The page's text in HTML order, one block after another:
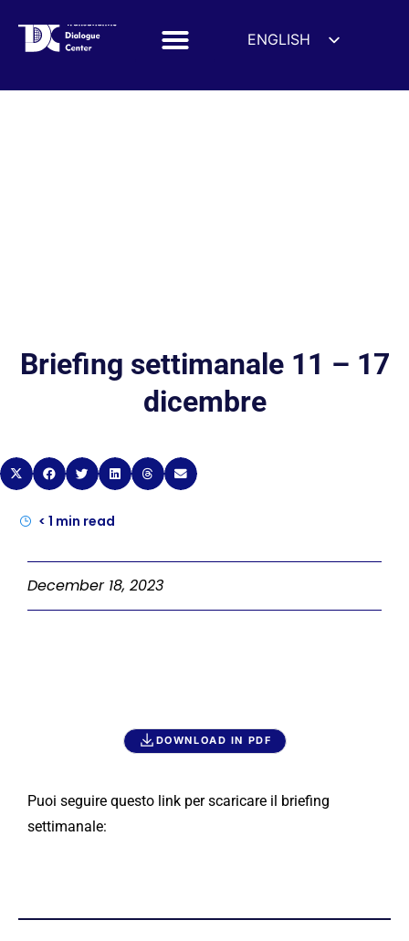
ENGLISH
Briefing settimanale 11 – 17
dicembre
< 1 min read
December 18, 2023
DOWNLOAD IN PDF
Puoi seguire questo link per scaricare il briefing
settimanale: